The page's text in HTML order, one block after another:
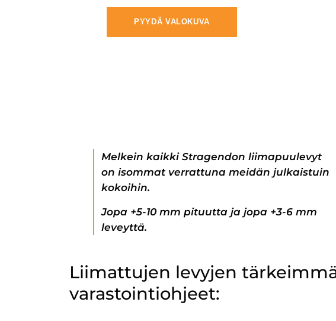
PYYDÄ VALOKUVA
Melkein kaikki Stragendon liimapuulevyt
on isommat verrattuna meidän julkaistuin
kokoihin.
Jopa +5-10 mm pituutta ja jopa +3-6 mm
leveyttä.
Liimattujen levyjen
varastointiohjeet: